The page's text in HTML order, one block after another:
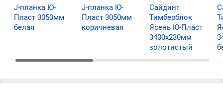
J-планка Ю-
Пласт 3050мм
белая
J-планка Ю-
Пласт 3050мм
коричневая
Сайдинг
Тимберблок
Ясень Ю-Пласт
3400х230мм
золотистый